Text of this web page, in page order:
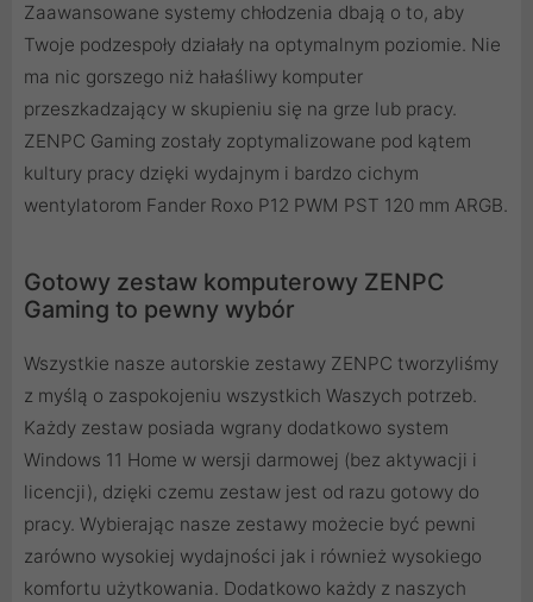
Zaawansowane systemy chłodzenia dbają o to, aby
Twoje podzespoły działały na optymalnym poziomie. Nie
ma nic gorszego niż hałaśliwy komputer
przeszkadzający w skupieniu się na grze lub pracy.
ZENPC Gaming zostały zoptymalizowane pod kątem
kultury pracy dzięki wydajnym i bardzo cichym
wentylatorom Fander Roxo P12 PWM PST 120 mm ARGB.
Gotowy zestaw komputerowy ZENPC
Gaming to pewny wybór
Wszystkie nasze autorskie zestawy ZENPC tworzyliśmy
z myślą o zaspokojeniu wszystkich Waszych potrzeb.
Każdy zestaw posiada wgrany dodatkowo system
Windows 11 Home w wersji darmowej (bez aktywacji i
licencji), dzięki czemu zestaw jest od razu gotowy do
pracy. Wybierając nasze zestawy możecie być pewni
zarówno wysokiej wydajności jak i również wysokiego
komfortu użytkowania. Dodatkowo każdy z naszych